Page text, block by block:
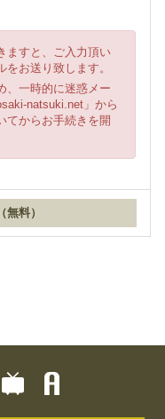
ますと、ご入力頂い
お送り致します。
、一時的に迷惑メー
natsuki.net」から
てからお手続きを開